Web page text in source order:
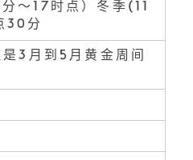
～17时点）冬季(11
30分
3月到5月黄金周间